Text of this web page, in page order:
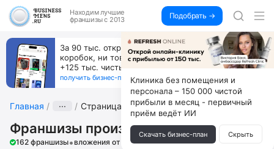
Находим лучшие
франшизы с 2013
Подобрать →
За 90 тыс. открой магазин на Авито, дома ни
коробок, ни товара, ни склада, зато каждый месяц
+125 тыс. чистыми
получить бизнес-план ↓
Главная ··· Страница 2
Франшизы производства
162 франшизы•вложения от 10 000 ₽
Клиника без помещения и
персонала – 150 000 чистой
прибыли в месяц - первичный
приём ведёт ИИ
Скачать бизнес-план Скрыть